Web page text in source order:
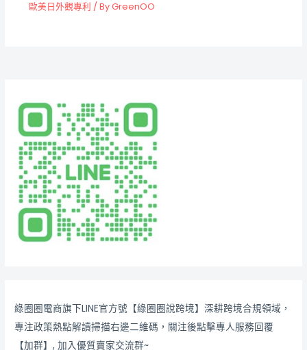
歐美日外觀專利 / ByGreenOO
綠圈圈電商旗下LINE官方號【綠圈圈說跨境】深耕跨境合規領域，
專注政策熱點解讀掃描右邊二維碼，關注後點擊專人服務回覆
【加群】, 加入優質賣家交流群~